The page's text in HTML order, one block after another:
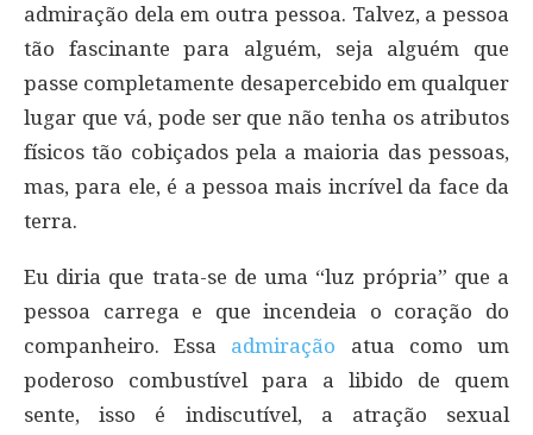
admiração dela em outra pessoa. Talvez, a pessoa
tão fascinante para alguém, seja alguém que
passe completamente desapercebido em qualquer
lugar que vá, pode ser que não tenha os atributos
físicos tão cobiçados pela a maioria das pessoas,
mas, para ele, é a pessoa mais incrível da face da
terra.
Eu diria que trata-se de uma “luz própria” que a
pessoa carrega e que incendeia o coração do
companheiro. Essa admiração atua como um
poderoso combustível para a libido de quem
sente, isso é indiscutível, a atração sexual